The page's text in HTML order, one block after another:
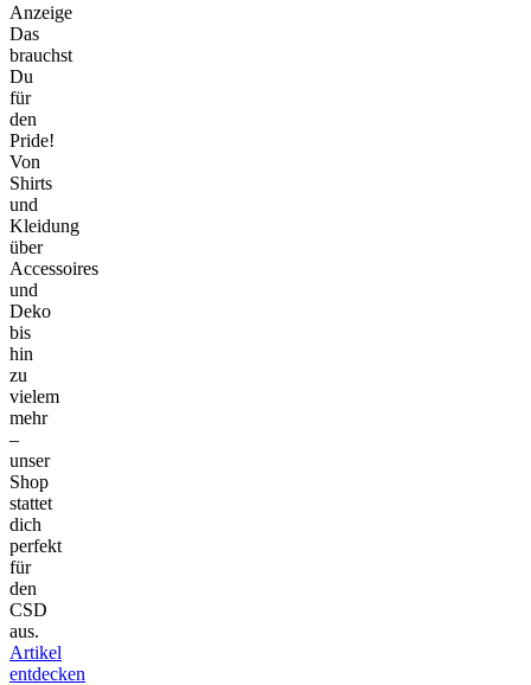
Anzeige
Das
brauchst
Du
für
den
Pride!
Von
Shirts
und
Kleidung
über
Accessoires
und
Deko
bis
hin
zu
vielem
mehr
–
unser
Shop
stattet
dich
perfekt
für
den
CSD
aus.
Artikel
entdecken